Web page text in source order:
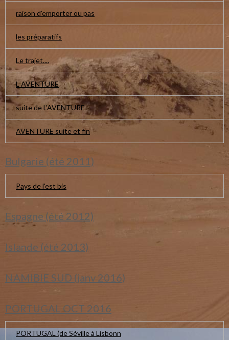
raison d'emporter ou pas
les préparatifs
Le trajet....
L AVENTURE
suite de L'AVENTURE
AVENTURE suite et fin
Bulgarie (été 2011)
Pays de l'est bis
Espagne (été 2012)
Islande (été 2013)
NAMIBIE SUD (janv 2016)
PORTUGAL OCT 2016
PORTUGAL (de Séville à Lisbonn